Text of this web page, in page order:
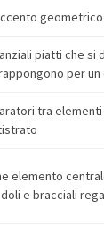
piatti che si
per
tra
elemento
e bracciali